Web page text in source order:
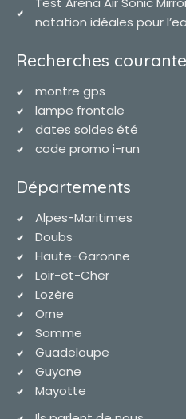
natation idéales pour
Recherches
montre gps
lampe frontale
dates soldes été
code promo i-run
Départements
Alpes-Maritimes
Doubs
Haute-Garonne
Loir-et-Cher
Lozère
Orne
Somme
Guadeloupe
Guyane
Mayotte